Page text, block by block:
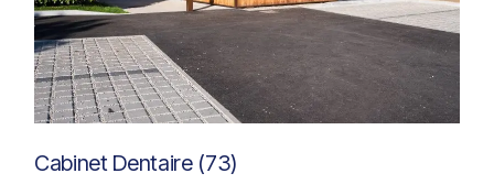
Cabinet Dentaire (73)